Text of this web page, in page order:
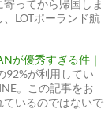
ってから帰国しま
LOTポーランド航
が優秀すぎる件｜
92%が利用してい
。この記事をお
いるのではないで